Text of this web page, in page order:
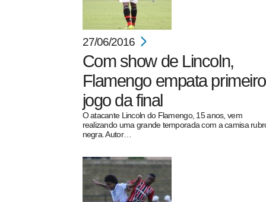
27/06/2016
Com show de Lincoln,
Flamengo empata primeiro
jogo da final
O atacante Lincoln do Flamengo, 15 anos, vem
realizando uma grande temporada com a camisa
negra. Autor…